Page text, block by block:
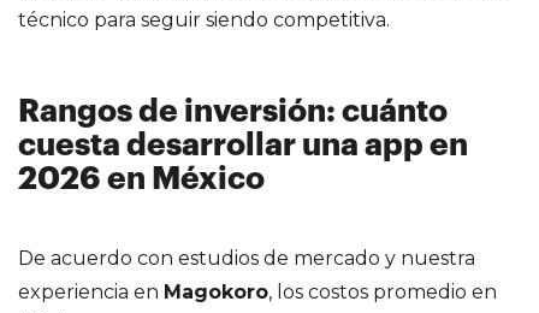
técnico para seguir siendo competitiva.
Rangos de inversión: cuánto
cuesta desarrollar una app en
2026 en México
De acuerdo con estudios de mercado y nuestra
experiencia en Magokoro, los costos promedio en